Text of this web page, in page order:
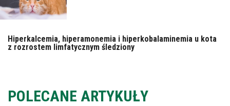
Hiperkalcemia, hiperamonemia i hiperkobalaminemia u kota
z rozrostem limfatycznym śledziony
POLECANE ARTYKUŁY